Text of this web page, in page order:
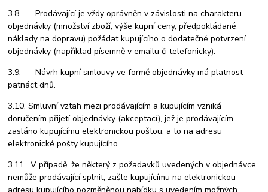
3.8. Prodávající je vždy oprávněn v závislosti na charakteru
objednávky (množství zboží, výše kupní ceny, předpokládané
náklady na dopravu) požádat kupujícího o dodatečné potvrzení
objednávky (například písemně v emailu či telefonicky).
3.9. Návrh kupní smlouvy ve formě objednávky má platnost
patnáct dnů.
3.10. Smluvní vztah mezi prodávajícím a kupujícím vzniká
doručením přijetí objednávky (akceptací), jež je prodávajícím
zasláno kupujícímu elektronickou poštou, a to na adresu
elektronické pošty kupujícího.
3.11. V případě, že některý z požadavků uvedených v objednávce
nemůže prodávající splnit, zašle kupujícímu na elektronickou
adresu kupujícího pozměněnou nabídku s uvedením možných